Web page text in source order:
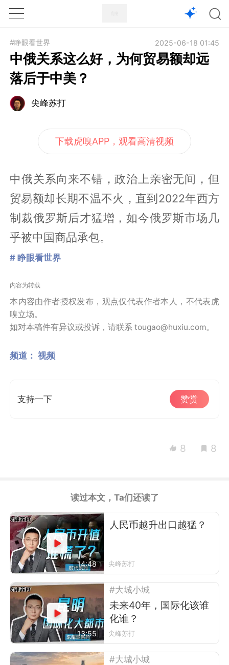
1X
#睁眼看世界 2025-06-18 01:45
中俄关系这么好，为何贸易额却远
落后于中美？
尖峰苏打
下载虎嗅APP，观看高清视频
中俄关系向来不错，政治上亲密无间，但
贸易额却长期不温不火，直到2022年西方
制裁俄罗斯后才猛增，如今俄罗斯市场几
乎被中国商品承包。
# 睁眼看世界
内容为转载
本内容由作者授权发布，观点仅代表作者本人，不代表虎
嗅立场。
如对本稿件有异议或投诉，请联系 tougao@huxiu.com。
频道： 视频
支持一下 赞赏
8 8
读过本文，Ta们还读了
14:48
人民币越升出口越猛？
尖峰苏打
13:55
#大城小城
未来40年，国际化该谁
化谁？
尖峰苏打
#大城小城